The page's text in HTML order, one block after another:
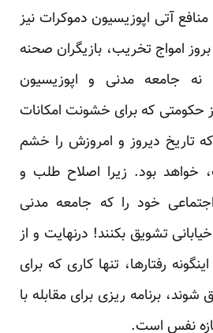
آتی اپوزیسیون دموکرات نیز
امواج تخریب، بازیگران صحنه
نه جامعه مدنی و اپوزیسیون
حکومتی که برای خشونت امکانات
که تاریخ دیروز و امروزش را خشم
خواهد بود. زیرا اصلاح طلب و
اجتماعی خود را که جامعه مدنی
تشویق بکنند! درنهایت و از
رفتارها، تنها کاری که برای
شوند، برنامه ریزی برای مقابله با
نفس است.